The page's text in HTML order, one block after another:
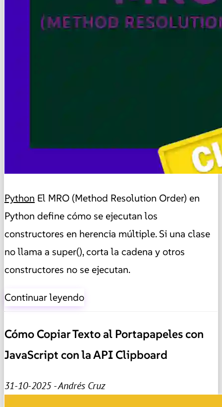
Python El MRO (Method Resolution Order) en
Python define cómo se ejecutan los
constructores en herencia múltiple. Si una clase
no llama a super(), corta la cadena y otros
constructores no se ejecutan.
Continuar leyendo
Cómo Copiar Texto al Portapapeles con
JavaScript con la API Clipboard
31-10-2025 - Andrés Cruz